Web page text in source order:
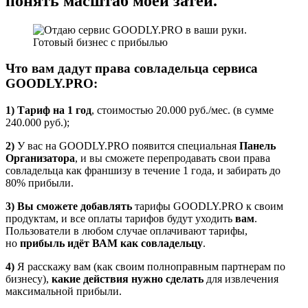
Что вам дадут права совладельца сервиса
GOODLY.PRO:
1) Тариф на 1 год, стоимостью 20.000 руб./мес. (в сумме
240.000 руб.);
2) У вас на GOODLY.PRO появится специальная Панель
Организатора, и вы сможете перепродавать свои права
совладельца как франшизу в течение 1 года, и забирать до
80% прибыли.
3) Вы сможете добавлять тарифы GOODLY.PRO к своим
продуктам, и все оплаты тарифов будут уходить вам.
Пользователи в любом случае оплачивают тарифы,
но прибыль идёт ВАМ как совладельцу.
4) Я расскажу вам (как своим полноправным партнерам по
бизнесу), какие действия нужно сделать для извлечения
максимальной прибыли.